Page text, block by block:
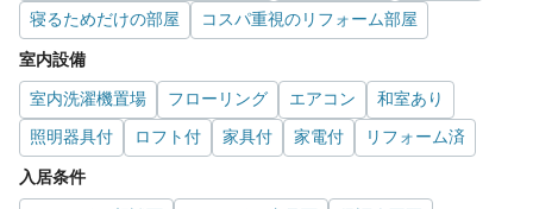
寝るためだけの部屋
コスパ重視のリフォーム部屋
室内設備
室内洗濯機置場 フローリング エアコン
和室あり
照明器具付
ロフト付 家具付 家電付 リフォーム済
入居条件